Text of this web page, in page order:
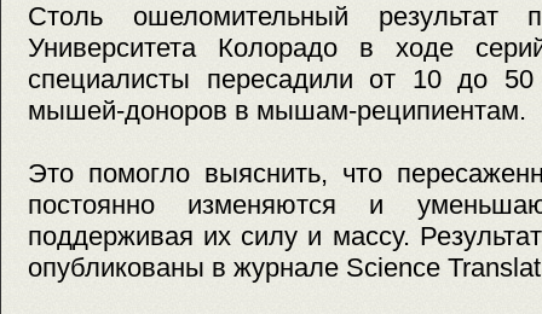
Столь ошеломительный результат
Университета Колорадо в ходе
специалисты пересадили от 10 до 50
мышей-доноров в мышам-реципиентам.
Это помогло выяснить, что
постоянно изменяются и
поддерживая их силу и массу.
опубликованы в журнале Science